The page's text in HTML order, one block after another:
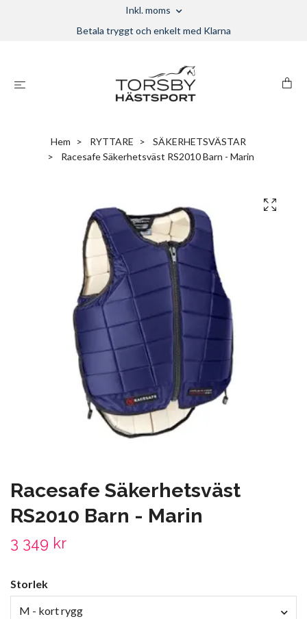
Inkl. moms
Betala tryggt och enkelt med Klarna
Hem RYTTARE
SÄKERHETSVÄSTAR
Racesafe Säkerhetsväst RS2010 Barn - Marin
Racesafe Säkerhetsväst
RS2010 Barn - Marin
3 349 kr
Storlek
M - kort rygg